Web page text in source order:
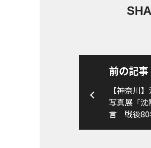
前の記事
【神奈川
写真展「沈
言 戦後